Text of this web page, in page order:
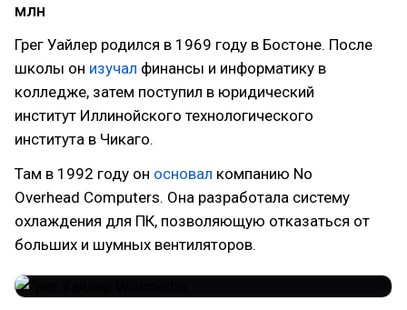
млн
Грег Уайлер родился в 1969 году в Бостоне. После
школы он изучал финансы и информатику в
колледже, затем поступил в юридический
институт Иллинойского технологического
института в Чикаго.
Там в 1992 году он основал компанию No
Overhead Computers. Она разработала систему
охлаждения для ПК, позволяющую отказаться от
больших и шумных вентиляторов.